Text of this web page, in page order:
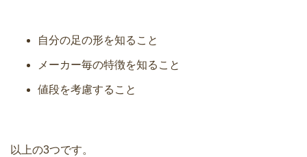
自分の足の形を知ること
メーカー毎の特徴を知ること
値段を考慮すること
以上の3つです。